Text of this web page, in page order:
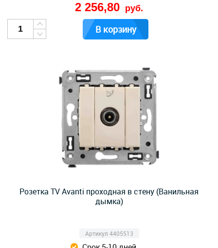
2 256,80 руб.
В корзину
Розетка TV Avanti проходная в стену (Ванильная
дымка)
Артикул 4405513